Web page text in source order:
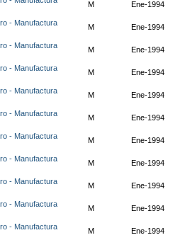
M Ene-1994
- Manufactura
M Ene-1994
- Manufactura
M Ene-1994
- Manufactura
M Ene-1994
- Manufactura
M Ene-1994
- Manufactura
M Ene-1994
- Manufactura
M Ene-1994
- Manufactura
M Ene-1994
- Manufactura
M Ene-1994
- Manufactura
M Ene-1994
- Manufactura
M Ene-1994